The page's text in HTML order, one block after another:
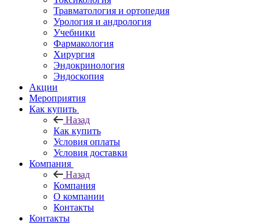
Травматология и ортопедия
Урология и андрология
Учебники
Фармакология
Хирургия
Эндокринология
Эндоскопия
Акции
Мероприятия
Как купить
Назад
Как купить
Условия оплаты
Условия доставки
Компания
Назад
Компания
О компании
Контакты
Контакты